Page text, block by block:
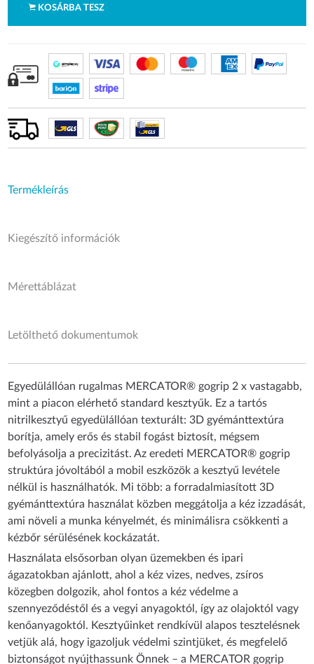
KOSÁRBA TESZ
Termékleírás
Kiegészítő információk
Mérettáblázat
Letölthető dokumentumok
Egyedülállóan rugalmas MERCATOR® gogrip 2 x vastagabb,
mint a piacon elérhető standard kesztyűk. Ez a tartós
nitrilkesztyű egyedülállóan texturált: 3D gyémánttextúra
borítja, amely erős és stabil fogást biztosít, mégsem
befolyásolja a precizitást. Az eredeti MERCATOR® gogrip
struktúra jóvoltából a mobil eszközök a kesztyű levétele
nélkül is használhatók. Mi több: a forradalmiasított 3D
gyémánttextúra használat közben meggátolja a kéz izzadását,
ami növeli a munka kényelmét, és minimálisra csökkenti a
kézbőr sérülésének kockázatát.
Használata elsősorban olyan üzemekben és ipari
ágazatokban ajánlott, ahol a kéz vizes, nedves, zsíros
közegben dolgozik, ahol fontos a kéz védelme a
szennyeződéstől és a vegyi anyagoktól, így az olajoktól vagy
kenőanyagoktól. Kesztyűinket rendkívül alapos tesztelésnek
vetjük alá, hogy igazoljuk védelmi szintjüket, és megfelelő
biztonságot nyújthassunk Önnek – a MERCATOR gogrip